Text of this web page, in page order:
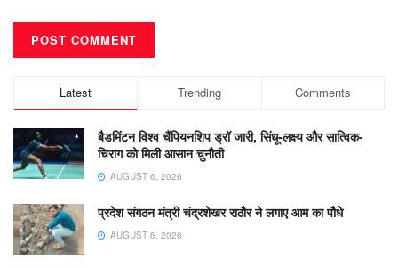
Latest Trending Comments
बैडमिंटन विश्व चैंपियनशिप ड्रॉ जारी, सिंधू-लक्ष्य और सात्विक-
चिराग को मिली आसान चुनौती
AUGUST 6, 2026
प्रदेश संगठन मंत्री चंद्रशेखर राठौर ने लगाए आम का पौधे
AUGUST 6, 2026